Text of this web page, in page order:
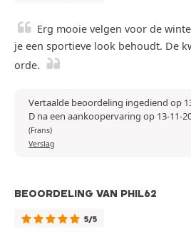
Erg mooie velgen voor de
je een sportieve look behoudt. De
orde.
Vertaalde beoordeling ingediend op
D na een aankoopervaring op 13-11-
(Frans)
Verslag
BEOORDELING VAN PHIL62
5/5